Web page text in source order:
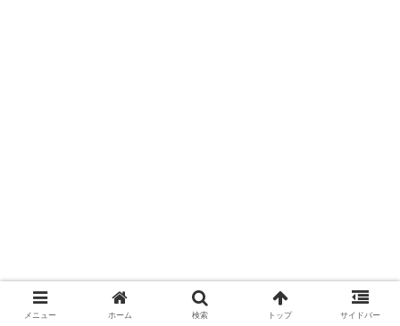
メニュー ホーム 検索 トップ サイドバー